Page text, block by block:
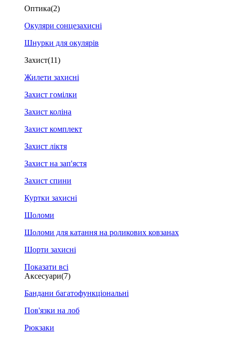
Оптика(2)
Окуляри сонцезахисні
Шнурки для окулярів
Захист(11)
Жилети захисні
Захист гомілки
Захист коліна
Захист комплект
Захист ліктя
Захист на зап'ястя
Захист спини
Куртки захисні
Шоломи
Шоломи для катання на роликових ковзанах
Шорти захисні
Показати всі
Аксесуари(7)
Бандани багатофункціональні
Пов'язки на лоб
Рюкзаки